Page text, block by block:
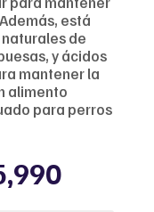
está
de
y ácidos
mantener la
alimento
para perros
Price
range: